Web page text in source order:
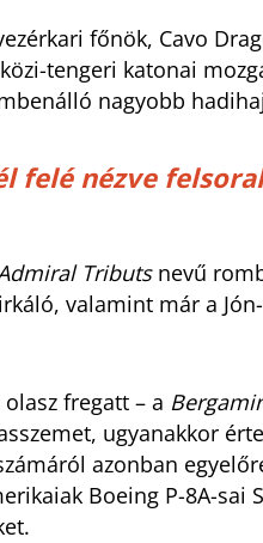
főnök, Cavo
tengeri katonai
nagyobb
felé nézve
Tributsnevű
valamint már a
fregatt – a
ugyanakkor
azonban
Boeing P-8A-sai